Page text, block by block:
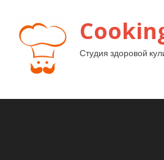
Студия здоровой